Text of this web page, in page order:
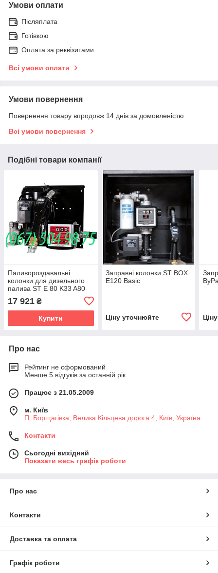
Умови оплати
Післяплата
Готівкою
Оплата за реквізитами
Всі умови оплати
Умови повернення
Повернення товару впродовж 14 днів за домовленістю
Всі умови повернення
Подібні товари компанії
Паливороздавальні
колонки для дизельного
палива ST E 80 K33 A80
17 921 ₴
Купити
Заправні колонки ST BOX
E120 Basic
Ціну уточнюйте
Про нас
Рейтинг не сформований
Менше 5 відгуків за останній рік
Працює з 21.05.2009
м. Київ
П. Борщагівка, Велика Кільцева дорога 4, Київ, Україна
Контакти
Сьогодні вихідний
Показати весь графік роботи
Про нас
Контакти
Доставка та оплата
Графік роботи